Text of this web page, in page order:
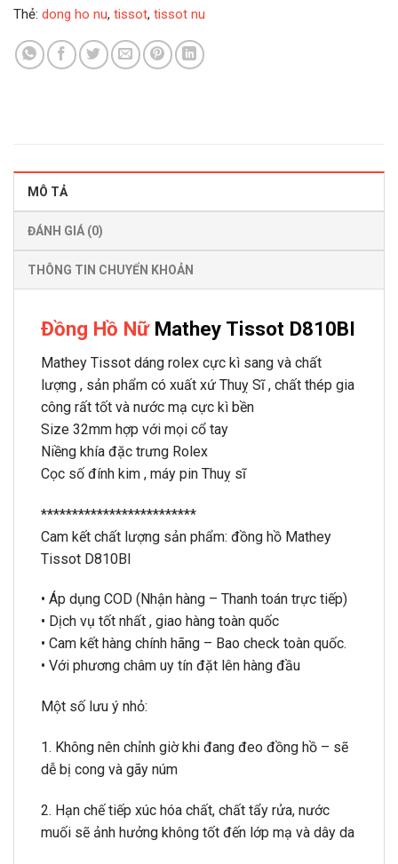
Thẻ: dong ho nu, tissot, tissot nu
MÔ TẢ
ĐÁNH GIÁ (0)
THÔNG TIN CHUYỂN KHOẢN
Đồng Hồ NữMathey Tissot D810BI
Mathey Tissot dáng rolex cực kì sang và chất
lượng , sản phẩm có xuất xứ Thuỵ Sĩ , chất thép gia
công rất tốt và nước mạ cực kì bền
Size 32mm hợp với mọi cổ tay
Niềng khía đặc trưng Rolex
Cọc số đính kim , máy pin Thuỵ sĩ
*************************
Cam kết chất lượng sản phẩm: đồng hồ Mathey
Tissot D810BI
• Áp dụng COD (Nhận hàng – Thanh toán trực tiếp)
• Dịch vụ tốt nhất , giao hàng toàn quốc
• Cam kết hàng chính hãng – Bao check toàn quốc.
• Với phương châm uy tín đặt lên hàng đầu
Một số lưu ý nhỏ:
1. Không nên chỉnh giờ khi đang đeo đồng hồ – sẽ
dễ bị cong và gãy núm
2. Hạn chế tiếp xúc hóa chất, chất tẩy rửa, nước
muối sẽ ảnh hưởng không tốt đến lớp mạ và dây da